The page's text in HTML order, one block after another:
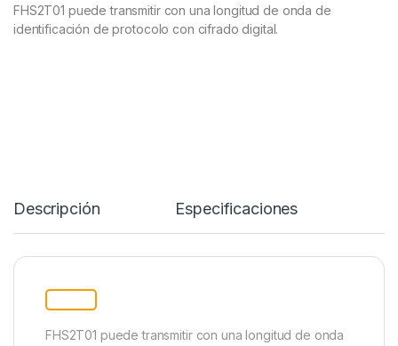
FHS2T01 puede transmitir con una longitud de onda de
identificación de protocolo con cifrado digital.
Descripción Specification
FHS2T01 puede transmitir con una longitud de onda